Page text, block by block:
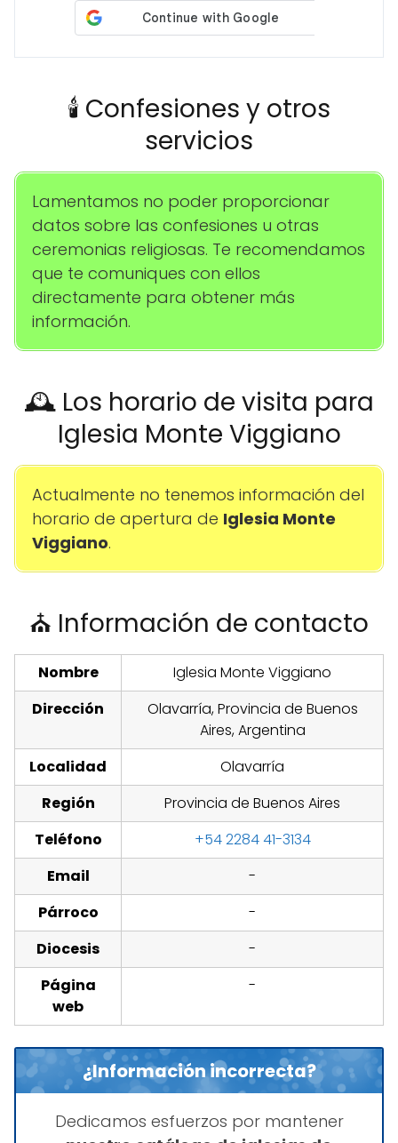
🕯️ Confesiones y otros
servicios
Lamentamos no poder proporcionar
datos sobre las confesiones u otras
ceremonias religiosas. Te recomendamos
que te comuniques con ellos
directamente para obtener más
información.
🕰️ Los horario de visita para
Iglesia Monte Viggiano
Actualmente no tenemos información del
horario de apertura de Iglesia Monte
Viggiano.
⛪ Información de contacto
Nombre
Iglesia Monte Viggiano
Dirección
Olavarría, Provincia de Buenos
Aires, Argentina
Localidad
Olavarría
Región
Provincia de Buenos Aires
Teléfono
+54 2284 41-3134
Email
-
Párroco
-
Diocesis
-
Página
web
-
¿Información incorrecta?
Dedicamos esfuerzos por mantener